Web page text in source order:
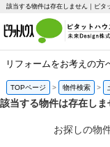
該当する物件は存在しません｜ピ
リフォームをお考えの方
TOPページ 物件検索
該当する物件は存在しま
お探しの物